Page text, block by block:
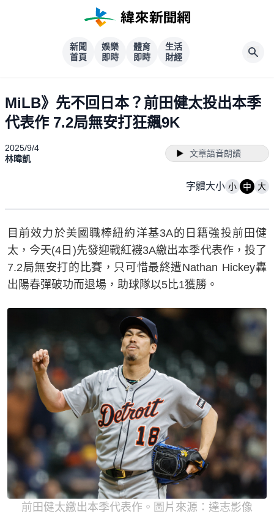
新聞
首頁
娛樂
即時
體育
即時
生活
財經
MiLB》先不回日本？前田健太投出本季
代表作 7.2局無安打狂飆9K
2025/9/4
林暐凱
文章語音朗讀
字體大小 小 中 大
目前效力於美國職棒紐約洋基3A的日籍強投前田健
太，今天(4日)先發迎戰紅襪3A繳出本季代表作，投了
7.2局無安打的比賽，只可惜最終遭Nathan Hickey轟
出陽春彈破功而退場，助球隊以5比1獲勝。
前田健太繳出本季代表作。圖片來源：達志影像